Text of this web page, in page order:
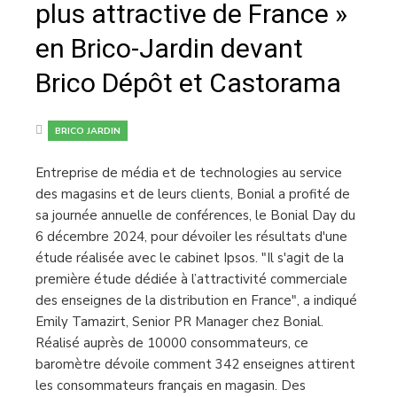
plus attractive de France »
en Brico-Jardin devant
Brico Dépôt et Castorama
BRICO JARDIN
Entreprise de média et de technologies au service
des magasins et de leurs clients, Bonial a profité de
sa journée annuelle de conférences, le Bonial Day du
6 décembre 2024, pour dévoiler les résultats d'une
étude réalisée avec le cabinet Ipsos. "Il s'agit de la
première étude dédiée à l’attractivité commerciale
des enseignes de la distribution en France", a indiqué
Emily Tamazirt, Senior PR Manager chez Bonial.
Réalisé auprès de 10000 consommateurs, ce
baromètre dévoile comment 342 enseignes attirent
les consommateurs français en magasin. Des